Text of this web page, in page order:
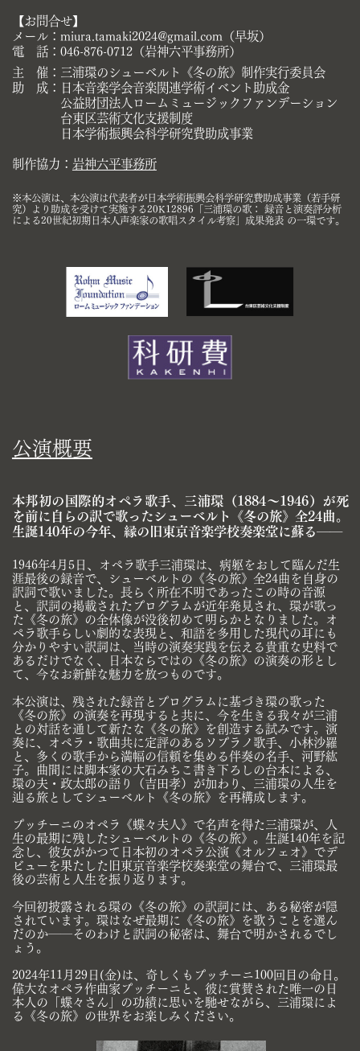
【お問合せ】
メール：miura.tamaki2024@gmail.com（早坂）
電 話：046-876-0712（岩神六平事務所）
主
催：三浦環のシューベルト《冬の旅》制作実行委員会
助
成：日本音楽学会音楽関連学術イベント助成金
公益財団法人ロームミュージックファンデーション
台東区芸術文化支援制度
日本学術振興会科学研究費助成事業
制作協力： 岩神六平事務所
※本公演は、本公演は代表者が日本学術振興会科学研究費助成事業（若手研
究）より助成を受けて実施する20K12896「三浦環の歌： 録音と演奏評分析
による​20世紀初期日本人声楽家の歌唱スタイル考察」成果発表 の一環です。
公演概要
本邦初の国際的オペラ歌手、三浦環（1884～1946）が死
を前に自らの訳で歌ったシューベルト​《冬の旅》全24曲。
生誕140年の今年、縁の旧東京音楽学校奏楽堂に蘇る――
1946年4⽉5⽇、オペラ歌手三浦環は、病躯をおして臨んだ生
涯最後の録音で、シューベルトの《冬の​旅》全24曲を自身の
訳詞で歌いました。長らく所在不明であったこの時の音源
と、訳詞の掲載されたプ​ログラムが近年発⾒され、環が歌っ
た《冬の旅》の全体像が没後初めて明らかとなりました。オ
ペラ歌手​らしい劇的な表現と、和語を多用した現代の耳にも
分かりやすい訳詞は、当時の演奏実践を伝える貴重な​史料で
あるだけでなく、日本ならではの《冬の旅》の演奏の形とし
て、今なお新鮮な魅力を放つもので​す。
本公演は、残された録音とプログラムに基づき環の歌った
《冬の旅》の演奏を再現すると共に、今を生き​る我々が三浦
との対話を通して新たな《冬の旅》を創造する試みです。演
奏に、オペラ・歌曲共に定評の​あるソプラノ歌手、小林沙羅
と、多くの歌手から満幅の信頼を集める伴奏の名手、河野紘
子。曲間には脚​本家の大石みちこ書き下ろしの台本による、
環の夫・政太郎の語り（吉田孝）が加わり、三浦環の人生を​
辿る旅としてシューベルト《冬の旅》を再構成します。
プッチーニのオペラ《蝶々夫⼈》で名声を得た三浦環が、人
生の最期に残したシューベルトの《冬の​旅》。生誕140年を記
念し、彼⼥がかつて日本初のオペラ公演《オルフェオ》でデ
ビューを果たした旧東​京⾳楽学校奏楽堂の舞台で、三浦環最
後の芸術と人生を振り返ります。
今回初披露される環の《冬の旅》の訳詞には、ある秘密が隠
されています。環はなぜ最期に《冬の旅》を​歌うことを選ん
だのか――そのわけと訳詞の秘密は、舞台で明かされるでし
ょう。
2024年11月29日(金)は、奇しくもプッチーニ100回目の命日。
偉大なオペラ作曲家プッチーニと、彼に賞​賛された唯一の日
本人の「蝶々さん」の功績に思いを馳せながら、三浦環によ
る《冬の旅》の世界をお楽​しみください。